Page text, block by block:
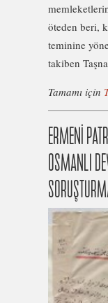
öteden beri,
teminine
takiben
Tamamı için
ERMENİ
OSMANLI